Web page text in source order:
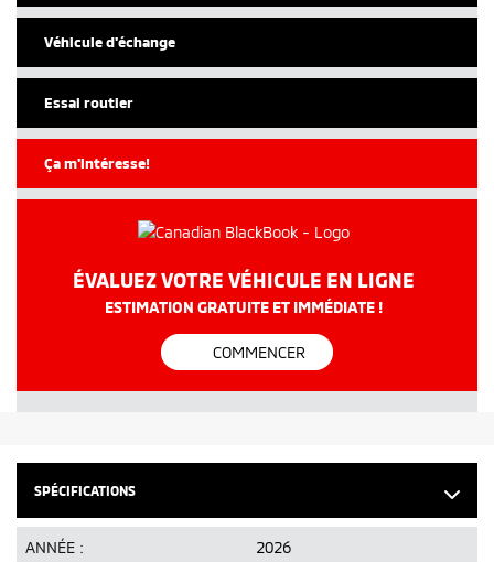
SPÉCIFICATIONS
ANNÉE : 2026
Véhicule d'échange
Essai routier
Ça m'intéresse!
ÉVALUEZ VOTRE VÉHICULE EN LIGNE
ESTIMATION GRATUITE ET IMMÉDIATE !
COMMENCER